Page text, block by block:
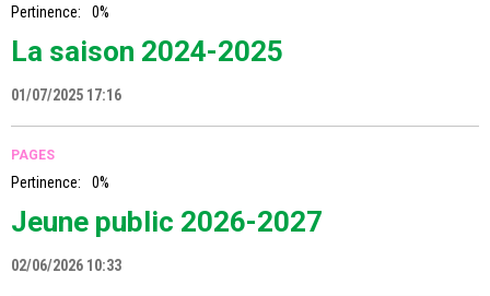
Pertinence: 0%
La saison 2024-2025
01/07/2025 17:16
PAGES
Pertinence: 0%
Jeune public 2026-2027
02/06/2026 10:33